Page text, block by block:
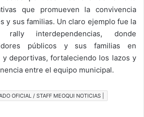
que promueven la convivencia
y sus familias. Un claro ejemplo fue la
interdependencias, donde
públicos y sus familias en
y deportivas, fortaleciendo los lazos y
entre el equipo municipal.
OFICIAL / STAFF MEOQUI NOTICIAS |